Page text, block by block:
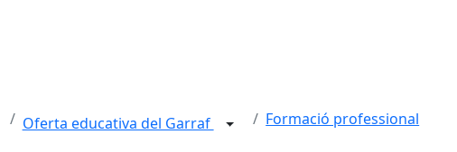
Oferta educativa del Garraf Formació professional